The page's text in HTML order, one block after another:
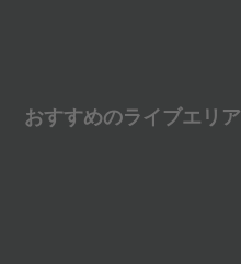
おすすめのライブエリア